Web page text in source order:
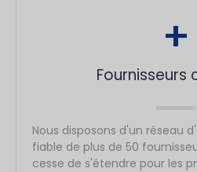
Fournisseurs
+
Nous disposons d'un réseau
fiable de plus de 50
cesse de s'étendre pour les